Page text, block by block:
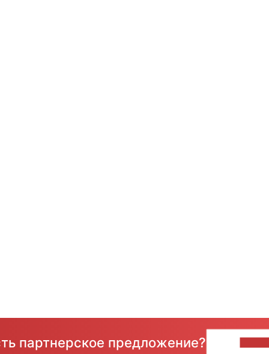
партнерское предложение?